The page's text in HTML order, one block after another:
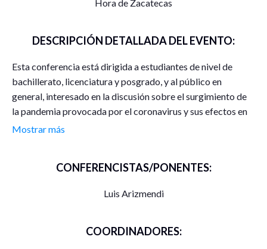
Hora de Zacatecas
DESCRIPCIÓN DETALLADA DEL EVENTO:
Esta conferencia está dirigida a estudiantes de nivel de
bachillerato, licenciatura y posgrado, y al público en
general, interesado en la discusión sobre el surgimiento de
la pandemia provocada por el coronavirus y sus efectos en
la tendencia al establecimiento y reforzamiento de Estados
establecimiento de sociedades más democráticas, como
Mostrar más
CONFERENCISTAS/PONENTES:
Luis Arizmendi
COORDINADORES: